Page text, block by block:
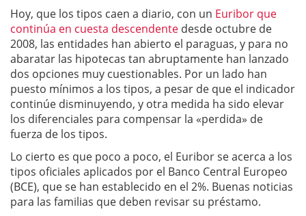
Hoy, que los tipos caen a diario, con un Euribor que
continúa en cuesta descendente desde octubre de
2008, las entidades han abierto el paraguas, y para no
abaratar las hipotecas tan abruptamente han lanzado
dos opciones muy cuestionables. Por un lado han
puesto mínimos a los tipos, a pesar de que el indicador
continúe disminuyendo, y otra medida ha sido elevar
los diferenciales para compensar la «perdida» de
fuerza de los tipos.
Lo cierto es que poco a poco, el Euribor se acerca a los
tipos oficiales aplicados por el Banco Central Europeo
(BCE), que se han establecido en el 2%. Buenas noticias
para las familias que deben revisar su préstamo.